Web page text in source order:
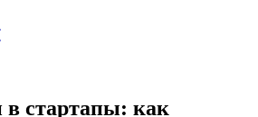
стартапы: как